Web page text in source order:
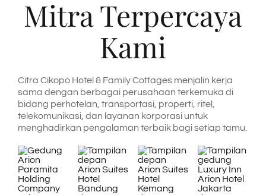
Mitra Terpercaya
Kami
Citra Cikopo Hotel & Family Cottages menjalin kerja
sama dengan berbagai perusahaan terkemuka di
bidang perhotelan, transportasi, properti, ritel,
telekomunikasi, dan layanan korporasi untuk
menghadirkan pengalaman terbaik bagi setiap tamu.